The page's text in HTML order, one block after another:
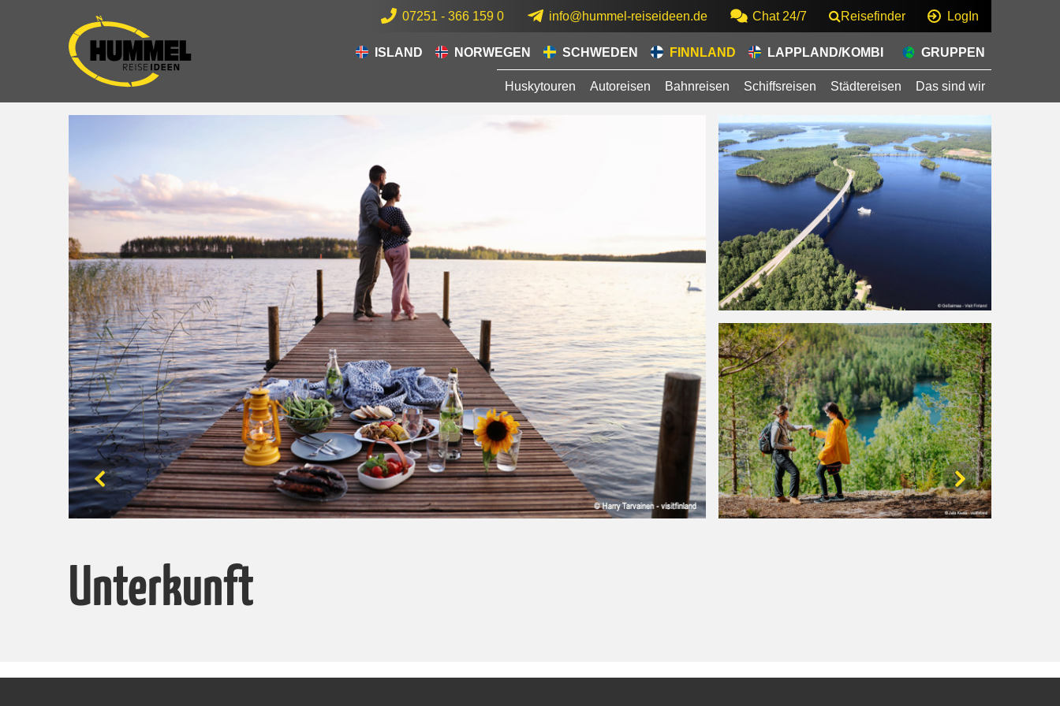
07251 - 366 159 0 info@hummel-reiseideen.de Chat 24/7 Reisefinder LogIn
ISLAND NORWEGEN SCHWEDEN FINNLAND LAPPLAND/KOMBI GRUPPEN
Huskytouren Autoreisen Bahnreisen Schiffsreisen Städtereisen Das sind wir
Unterkunft